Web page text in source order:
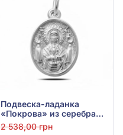
Подвеска-ладанка
«Покрова» из серебра
925°, арт. 36039р
2 538,00 грн